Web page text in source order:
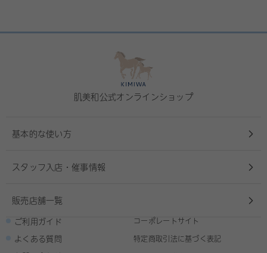
肌美和公式オンラインショップ
基本的な使い方
スタッフ入店・催事情報
販売店舗一覧
ご利用ガイド
よくある質問
コーポレートサイト
特定商取引法に基づく表記